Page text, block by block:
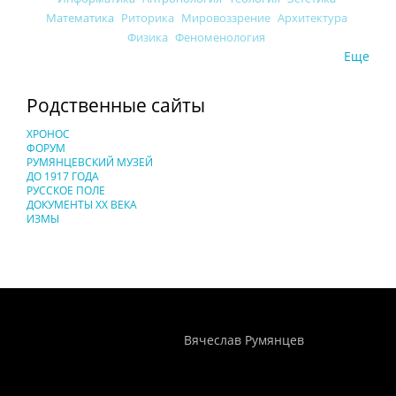
Математика Риторика Мировоззрение Архитектура
Физика Феноменология
Еще
Родственные сайты
ХРОНОС
ФОРУМ
РУМЯНЦЕВСКИЙ МУЗЕЙ
ДО 1917 ГОДА
РУССКОЕ ПОЛЕ
ДОКУМЕНТЫ XX ВЕКА
ИЗМЫ
Вячеслав Румянцев